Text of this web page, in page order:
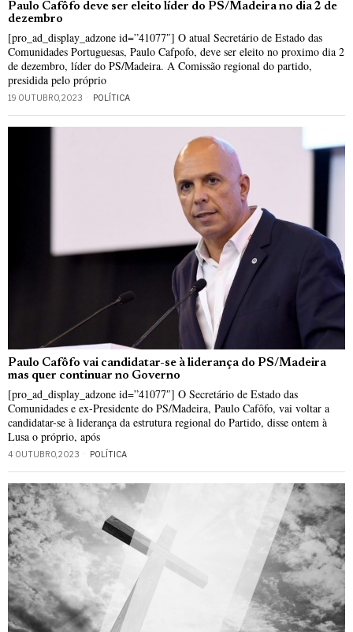
Paulo Cafôfo deve ser eleito líder do PS/Madeira no dia 2 de
dezembro
[pro_ad_display_adzone id=”41077″] O atual Secretário de Estado das
Comunidades Portuguesas, Paulo Cafpofo, deve ser eleito no proximo dia 2
de dezembro, líder do PS/Madeira. A Comissão regional do partido,
presidida pelo próprio
19 OUTUBRO, 2023 POLÍTICA
Paulo Cafôfo vai candidatar-se à liderança do PS/Madeira
mas quer continuar no Governo
[pro_ad_display_adzone id=”41077″] O Secretário de Estado das
Comunidades e ex-Presidente do PS/Madeira, Paulo Cafôfo, vai voltar a
candidatar-se à liderança da estrutura regional do Partido, disse ontem à
Lusa o próprio, após
4 OUTUBRO, 2023 POLÍTICA